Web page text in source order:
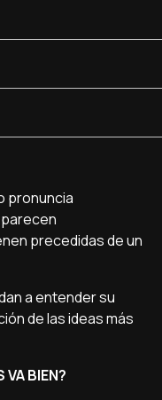
pronuncia
precedidas de un
a entender su
de las ideas más
VA BIEN?